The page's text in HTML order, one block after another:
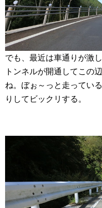
でも、最近は車通りが激
トンネルが開通してこの
ね。ぼぉ～っと走ってい
りしてビックリする。